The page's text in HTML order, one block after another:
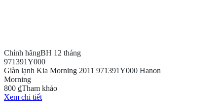
Chính hãngBH 12 tháng
971391Y000
Giàn lạnh Kia Morning 2011 971391Y000 Hanon
Morning
800 ₫Tham khảo
Xem chi tiết